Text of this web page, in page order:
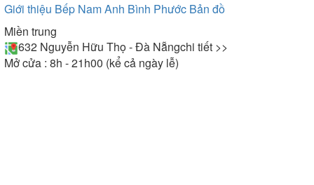
Giới thiệu Bếp Nam Anh Bình Phước Bản đồ
Miền trung
632 Nguyễn Hữu Thọ - Đà Nẵngchi tiết >>
Mở cửa : 8h - 21h00 (kể cả ngày lễ)